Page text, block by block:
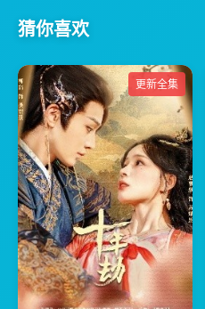
猜你喜欢
更新全集